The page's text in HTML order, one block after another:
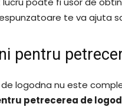
te va ajuta
pentru
logodna nu este
petrecerea de